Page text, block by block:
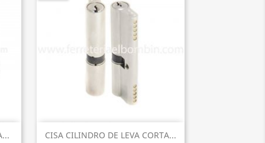
CISA CILINDRO DE LEVA CORTA...
Vista rápida